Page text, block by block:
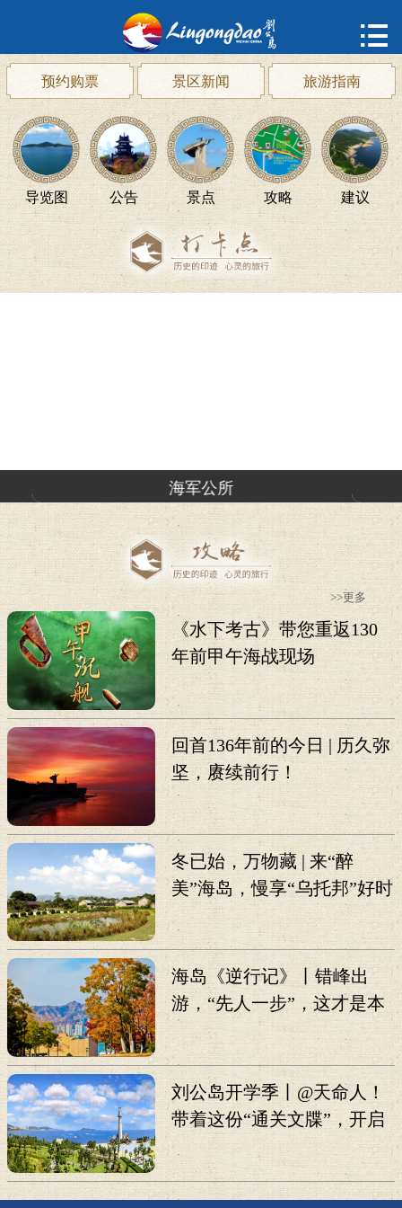
概况
动态

预约购票 景区新闻 旅游指南
导览图 公告 景点 攻略 建议
海军公所
>>更多
《水下考古》带您重返130
年前甲午海战现场
回首136年前的今日 | 历久弥
坚，赓续前行！
冬已始，万物藏 | 来“醉
美”海岛，慢享“乌托邦”好时
光
海岛《逆行记》丨错峰出
游，“先人一步”，这才是本
地人真心推荐的打卡攻略！
刘公岛开学季丨@天命人！
带着这份“通关文牒”，开启
《黑神话：悟空》线下副
本！